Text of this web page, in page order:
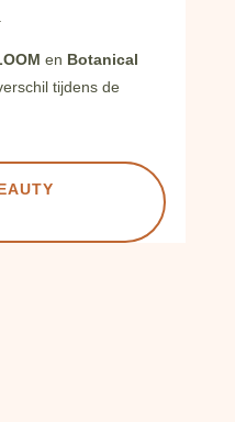
en Botanical
tijdens de